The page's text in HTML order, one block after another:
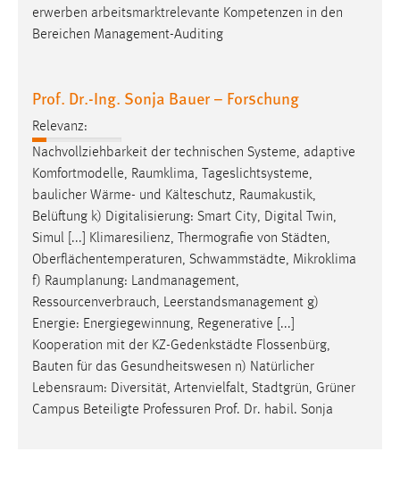
erwerben arbeitsmarktrelevante Kompetenzen in den
Bereichen Management-Auditing
Prof. Dr.-Ing. Sonja Bauer – Forschung
Relevanz:
Nachvollziehbarkeit der technischen Systeme, adaptive
Komfortmodelle, Raumklima, Tageslichtsysteme,
baulicher Wärme- und Kälteschutz, Raumakustik,
Belüftung k) Digitalisierung: Smart City, Digital Twin,
Simul [...] Klimaresilienz, Thermografie von Städten,
Oberflächentemperaturen, Schwammstädte, Mikroklima
f) Raumplanung: Landmanagement,
Ressourcenverbrauch, Leerstandsmanagement g)
Energie: Energiegewinnung, Regenerative [...]
Kooperation mit der KZ-Gedenkstädte Flossenbürg,
Bauten für das Gesundheitswesen n) Natürlicher
Lebensraum: Diversität, Artenvielfalt, Stadtgrün, Grüner
Campus Beteiligte Professuren Prof. Dr. habil. Sonja